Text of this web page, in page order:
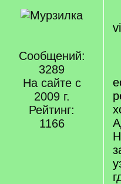
Сообщений:
3289
На сайте с
2009 г.
Рейтинг:
1166